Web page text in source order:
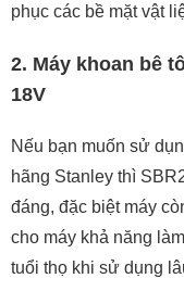
phục các bề mặt vật
2. Máy khoan bê
18V
Nếu bạn muốn sử
hãng Stanley thì
đáng, đặc biệt máy
cho máy khả năng
tuổi thọ khi sử dụng